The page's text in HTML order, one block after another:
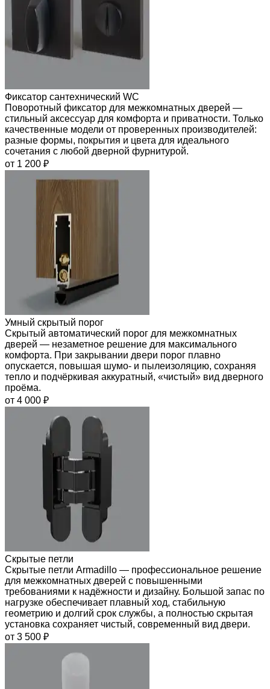
Фиксатор сантехнический WC
Поворотный фиксатор для межкомнатных дверей —
стильный аксессуар для комфорта и приватности. Только
качественные модели от проверенных производителей:
разные формы, покрытия и цвета для идеального
сочетания с любой дверной фурнитурой.
от 1 200 ₽
Умный скрытый порог
Скрытый автоматический порог для межкомнатных
дверей — незаметное решение для максимального
комфорта. При закрывании двери порог плавно
опускается, повышая шумо- и пылеизоляцию, сохраняя
тепло и подчёркивая аккуратный, «чистый» вид дверного
проёма.
от 4 000 ₽
Скрытые петли
Скрытые петли Armadillo — профессиональное решение
для межкомнатных дверей с повышенными
требованиями к надёжности и дизайну. Большой запас по
нагрузке обеспечивает плавный ход, стабильную
геометрию и долгий срок службы, а полностью скрытая
установка сохраняет чистый, современный вид двери.
от 3 500 ₽